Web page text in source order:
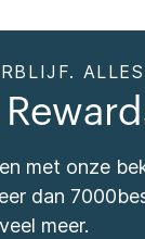
met onze
dan
meer.